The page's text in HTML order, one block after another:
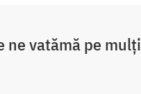
ne vatămă pe mulți